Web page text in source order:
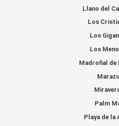
Llano del
Los
Los
Los
Madroñal de
Palm
Playa de la